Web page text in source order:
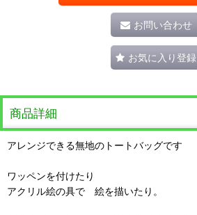
お問い合わせ
お気に入り登録
商品詳細
アレンジできる無地のトートバッグです
ワッペンを付けたり
アクリル絵の具で 絵を描いたり。